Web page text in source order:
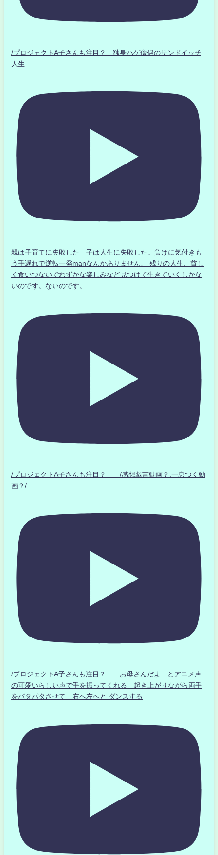
/プロジェクトA子さんも注目？ 独身ハゲ僧侶のサンドイッチ
人生
親は子育てに失敗した」子は人生に失敗した。負けに気付きも
う手遅れで逆転一発manなんかありません、 残りの人生、貧し
く食いつないでわずかな楽しみなど見つけて生きていくしかな
いのです。ないのです。
/プロジェクトA子さんも注目？ /感想戯言動画？.一息つく動
画？/
/プロジェクトA子さんも注目？ お母さんだよ とアニメ声
の可愛いらしい声で手を振ってくれる 起き上がりながら両手
をパタパタさせて 右へ左へと ダンスする